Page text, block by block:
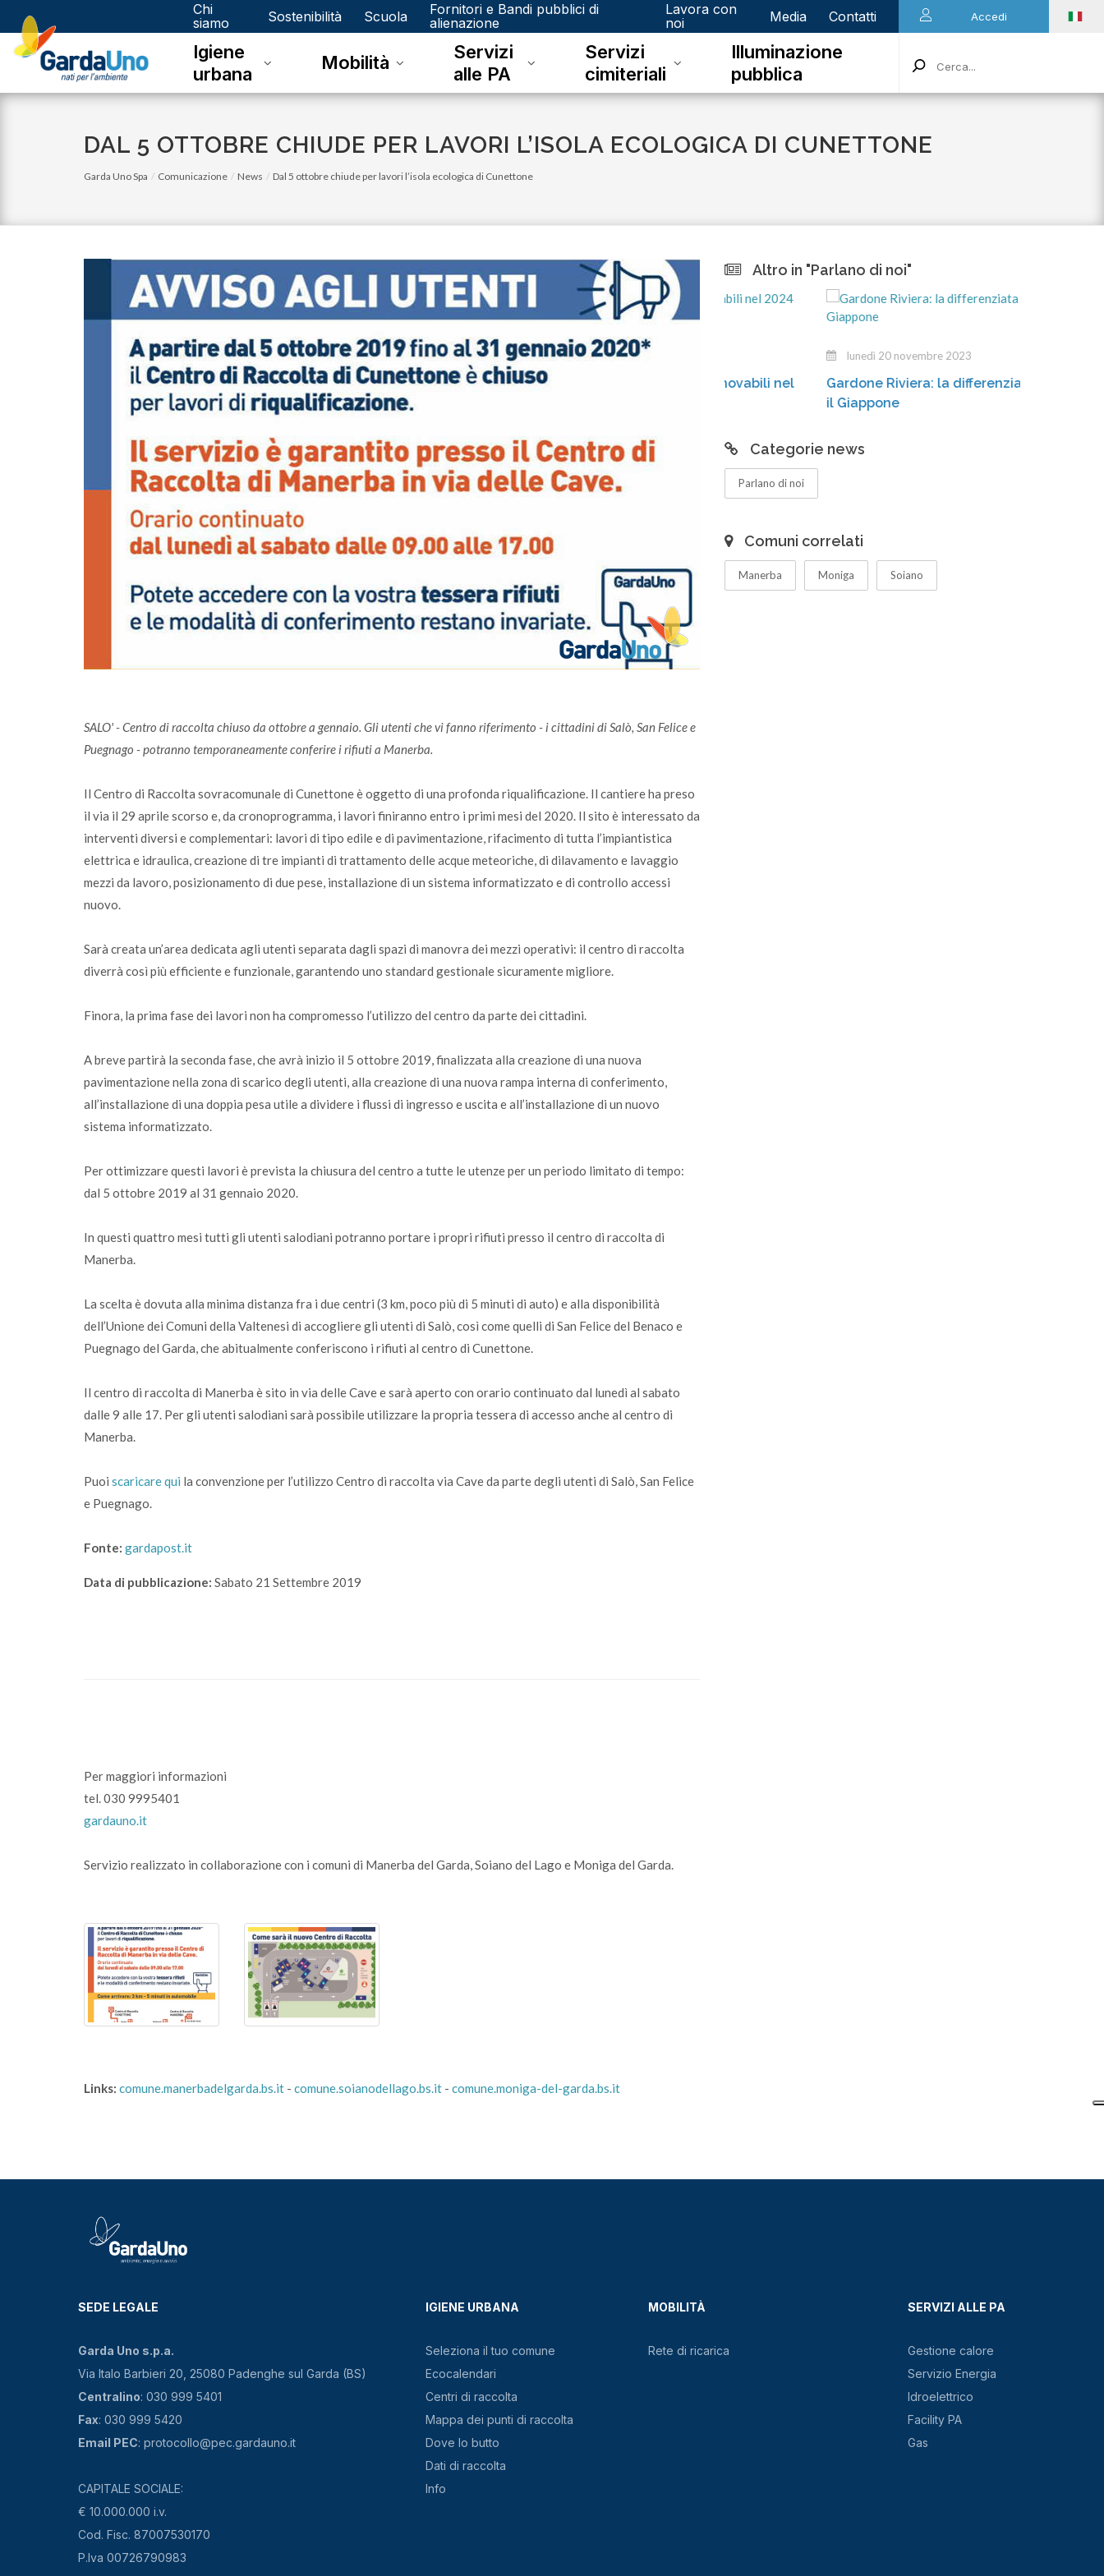
Gardauno
Spa
Chi
siamo
Sostenibilità Scuola
Fornitori e Bandi pubblici di
alienazione
Lavora con
noi
Media Contatti Accedi
Igiene
urbana
Mobilità
Servizi
alle PA
Servizi
cimiteriali
Illuminazione
pubblica
DAL 5 OTTOBRE CHIUDE PER LAVORI L’ISOLA ECOLOGICA DI CUNETTONE
Garda Uno Spa Comunicazione News Dal 5 ottobre chiude per lavori l’isola ecologica di Cunettone
SALO' - Centro di raccolta chiuso da ottobre a gennaio. Gli utenti che vi fanno riferimento - i cittadini di Salò, San Felice e
Puegnago - potranno temporaneamente conferire i rifiuti a Manerba.
Il Centro di Raccolta sovracomunale di Cunettone è oggetto di una profonda riqualificazione. Il cantiere ha preso
il via il 29 aprile scorso e, da cronoprogramma, i lavori finiranno entro i primi mesi del 2020. Il sito è interessato da
interventi diversi e complementari: lavori di tipo edile e di pavimentazione, rifacimento di tutta l’impiantistica
elettrica e idraulica, creazione di tre impianti di trattamento delle acque meteoriche, di dilavamento e lavaggio
mezzi da lavoro, posizionamento di due pese, installazione di un sistema informatizzato e di controllo accessi
nuovo.
Sarà creata un’area dedicata agli utenti separata dagli spazi di manovra dei mezzi operativi: il centro di raccolta
diverrà così più efficiente e funzionale, garantendo uno standard gestionale sicuramente migliore.
Finora, la prima fase dei lavori non ha compromesso l’utilizzo del centro da parte dei cittadini.
A breve partirà la seconda fase, che avrà inizio il 5 ottobre 2019, finalizzata alla creazione di una nuova
pavimentazione nella zona di scarico degli utenti, alla creazione di una nuova rampa interna di conferimento,
all’installazione di una doppia pesa utile a dividere i flussi di ingresso e uscita e all’installazione di un nuovo
sistema informatizzato.
Per ottimizzare questi lavori è prevista la chiusura del centro a tutte le utenze per un periodo limitato di tempo:
dal 5 ottobre 2019 al 31 gennaio 2020.
In questi quattro mesi tutti gli utenti salodiani potranno portare i propri rifiuti presso il centro di raccolta di
Manerba.
La scelta è dovuta alla minima distanza fra i due centri (3 km, poco più di 5 minuti di auto) e alla disponibilità
dell’Unione dei Comuni della Valtenesi di accogliere gli utenti di Salò, così come quelli di San Felice del Benaco e
Puegnago del Garda, che abitualmente conferiscono i rifiuti al centro di Cunettone.
Il centro di raccolta di Manerba è sito in via delle Cave e sarà aperto con orario continuato dal lunedì al sabato
dalle 9 alle 17. Per gli utenti salodiani sarà possibile utilizzare la propria tessera di accesso anche al centro di
Manerba.
Puoi scaricare qui la convenzione per l’utilizzo Centro di raccolta via Cave da parte degli utenti di Salò, San Felice
e Puegnago.
Fonte: gardapost.it
Data di pubblicazione: Sabato 21 Settembre 2019
Per maggiori informazioni
tel. 030 9995401
gardauno.it
Servizio realizzato in collaborazione con i comuni di Manerba del Garda, Soiano del Lago e Moniga del Garda.
Links: comune.manerbadelgarda.bs.it - comune.soianodellago.bs.it - comune.moniga-del-garda.bs.it
Altro in "Parlano di noi"
lunedì 03 luglio 2023
A Salò la quota di differenziata ha raggiunto
una media del 77%
lunedì 15 gennaio 2024
Video: Comunità Energetiche Rinnovabili nel
lunedì 20 novembre 2023
Gardone Riviera: la differenziata «conquista»
Categorie news
Parlano di noi
Comuni correlati
Manerba Moniga Soiano
SEDE LEGALE
Garda Uno s.p.a.
Via Italo Barbieri 20, 25080 Padenghe sul Garda (BS)
Centralino: 030 999 5401
Fax: 030 999 5420
Email PEC: protocollo@pec.gardauno.it
CAPITALE SOCIALE:
€ 10.000.000 i.v.
Cod. Fisc. 87007530170
P.Iva 00726790983
IGIENE URBANA
Seleziona il tuo comune
Ecocalendari
Centri di raccolta
Mappa dei punti di raccolta
Dove lo butto
Dati di raccolta
Info
MOBILITÀ
Rete di ricarica
SERVIZI ALLE PA
Gestione calore
Servizio Energia
Idroelettrico
Facility PA
Gas